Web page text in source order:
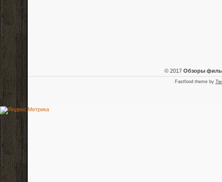
© 2017 Обзоры
Fastfood theme by